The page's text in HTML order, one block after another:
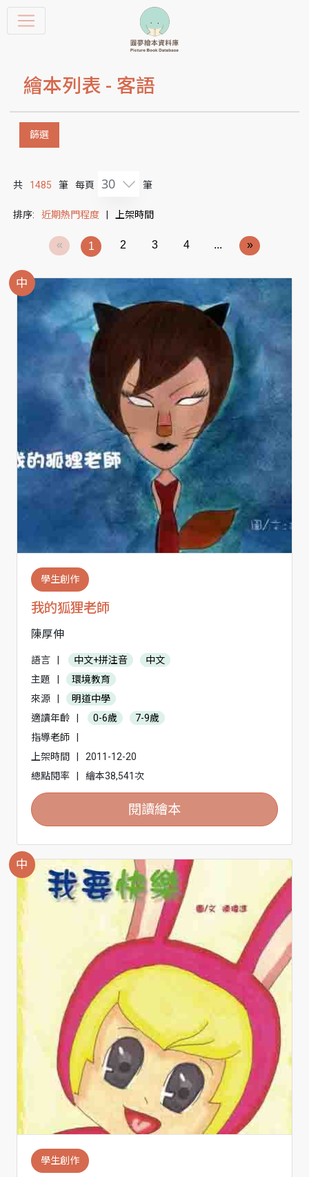
繪本列表 - 客語
篩選
共 1485 筆 每頁 30 筆
排序: 近期熱門程度 上架時間
« 1 2 3 4 ... »
中
學生創作
我的狐狸老師
陳厚伸
語言 中文+拼注音
中文
主題
環境教育
來源
明道中學
適讀年齡
0-6歲
7-9歲
指導老師
上架時間
2011-12-20
總點閱率
繪本38,541次
閱讀繪本
中
學生創作